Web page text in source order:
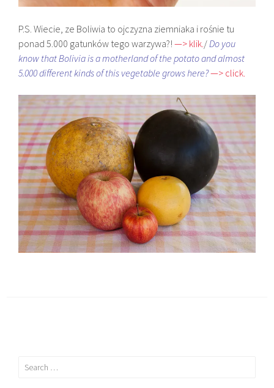
P.S. Wiecie, ze Boliwia to ojczyzna ziemniaka i rośnie tu
ponad 5.000 gatunków tego warzywa?! —> klik. / Do you
know that Bolivia is a motherland of the potato and almost
5.000 different kinds of this vegetable grows here?—> click.
Search